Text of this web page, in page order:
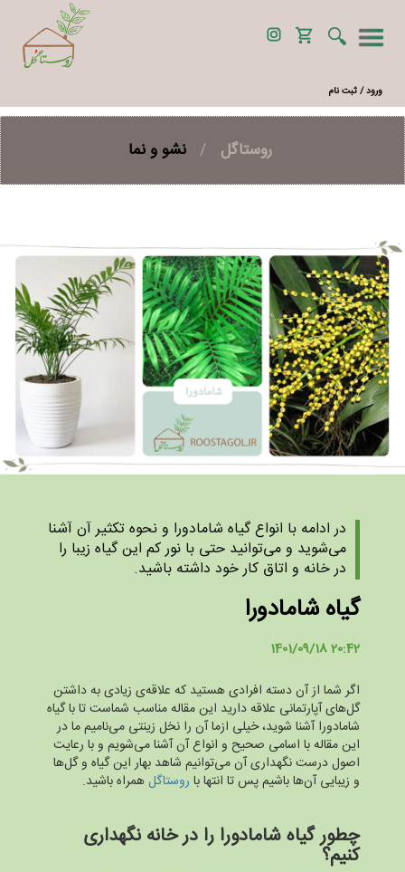
ورود / ثبت نام
روستاگل / نشو و نما
در ادامه با انواع گیاه شامادورا و نحوه تکثیر آن آشنا
می‌شوید و می‌توانید حتی با نور کم این گیاه زیبا را
در خانه و اتاق کار خود داشته باشید.
گیاه شامادورا
1401/09/18 20:42
اگر شما از آن دسته افرادی هستید که علاقه‌ی زیادی به داشتن
گل‌های آپارتمانی علاقه دارید این مقاله مناسب شماست تا با گیاه
شامادورا آشنا شوید، خیلی ازما آن را نخل زینتی می‌نامیم ما در
این مقاله با اسامی صحیح و انواع آن آشنا می‌شویم و با رعایت
اصول درست نگهداری آن می‌توانیم شاهد بهار این گیاه و گل‌ها
و زیبایی آن‌ها باشیم پس تا انتها با روستاگلهمراه باشید.
چطور گیاه شامادورا را در خانه نگهداری
کنیم؟